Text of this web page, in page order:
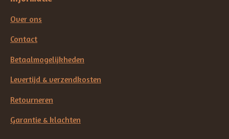
Over ons
Contact
Betaalmogelijkheden
Levertijd & verzendkosten
Retourneren
Garantie & klachten